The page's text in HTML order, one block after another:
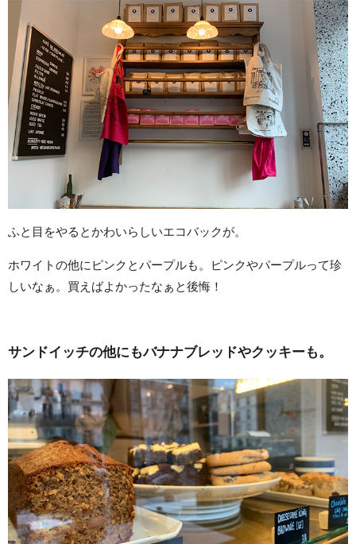
ふと目をやるとかわいらしいエコバックが。
ホワイトの他にピンクとパープルも。ピンクやパープルって珍
しいなぁ。買えばよかったなぁと後悔！
サンドイッチの他にもバナナブレッドやクッキーも。